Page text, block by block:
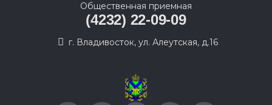
Общественная приемная
(4232) 22-09-09
г. Владивосток, ул. Алеутская, д.16